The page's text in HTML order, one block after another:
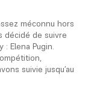
méconnu hors
décidé de suivre
Elena Pugin.
suivie jusqu’au